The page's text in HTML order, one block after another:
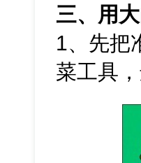
三、用
1、先把
菜工具